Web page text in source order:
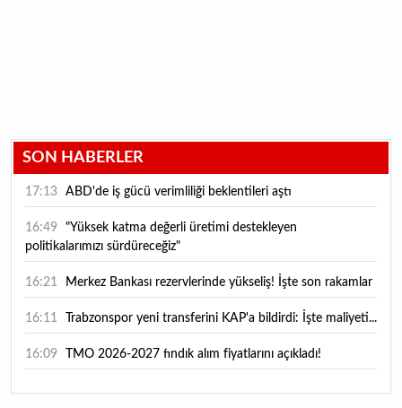
SON HABERLER
17:13 ABD'de iş gücü verimliliği beklentileri aştı
16:49
politikalarımızı sürdüreceğiz"
16:21 Merkez Bankası rezervlerinde yükseliş! İşte son rakamlar
16:11 Trabzonspor yeni transferini KAP'a bildirdi: İşte maliyeti...
16:09 TMO 2026-2027 fındık alım fiyatlarını açıkladı!
15:59 Bankacılık sektörünün toplam mevduatı geriledi